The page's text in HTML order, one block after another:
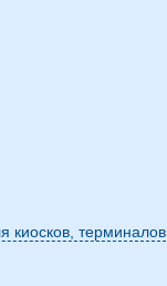
киосков, терминалов